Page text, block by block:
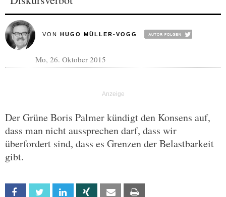
VON HUGO MÜLLER-VOGG
Mo, 26. Oktober 2015
Der Grüne Boris Palmer kündigt den Konsens auf,
dass man nicht aussprechen darf, dass wir
überfordert sind, dass es Grenzen der Belastbarkeit
gibt.
Facebook Twitter Linkedin Xing Email